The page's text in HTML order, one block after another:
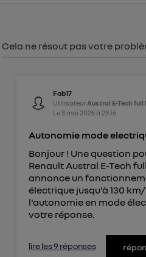
Cela ne résout pas votre
Fab17
Utilisateur Austral E-Tech full
Le 3 mai 2026à 23:16
Autonomie mode
Bonjour ! Une question
Renault Austral E-Tech
annonce un
électrique jusqu'à 130
l'autonomie en mode
votre réponse.
lire les 9 réponses
Politique